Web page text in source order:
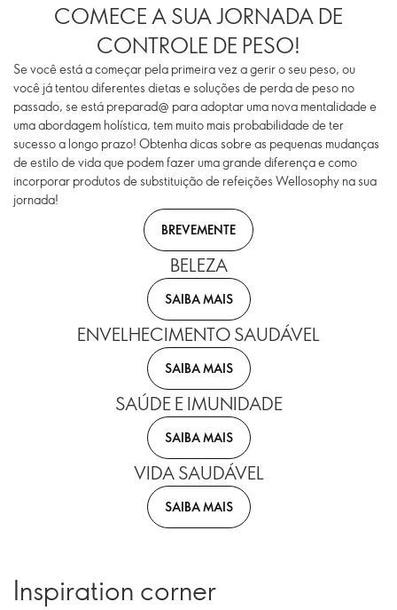
COMECE A SUA JORNADA DE
CONTROLE DE PESO!
Se você está a começar pela primeira vez a gerir o seu peso, ou
você já tentou diferentes dietas e soluções de perda de peso no
passado, se está preparad@ para adoptar uma nova mentalidade e
uma abordagem holística, tem muito mais probabilidade de ter
sucesso a longo prazo! Obtenha dicas sobre as pequenas mudanças
de estilo de vida que podem fazer uma grande diferença e como
incorporar produtos de substituição de refeições Wellosophy na sua
jornada!
BREVEMENTE
BELEZA
SAIBA MAIS
ENVELHECIMENTO SAUDÁVEL
SAIBA MAIS
SAÚDE E IMUNIDADE
SAIBA MAIS
VIDA SAUDÁVEL
SAIBA MAIS
Inspiration corner